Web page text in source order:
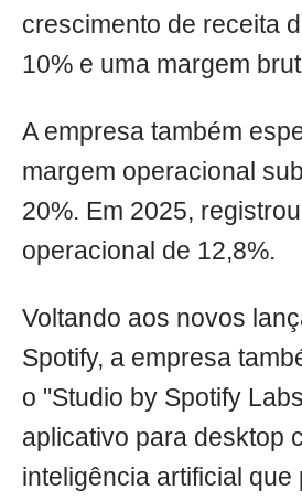
crescimento de receita
10% e uma margem
A empresa também
margem operacional
20%. Em 2025,
operacional de 12,8%.
Voltando aos novos
Spotify, a empresa
o "Studio by Spotify
aplicativo para desktop
inteligência artificial que